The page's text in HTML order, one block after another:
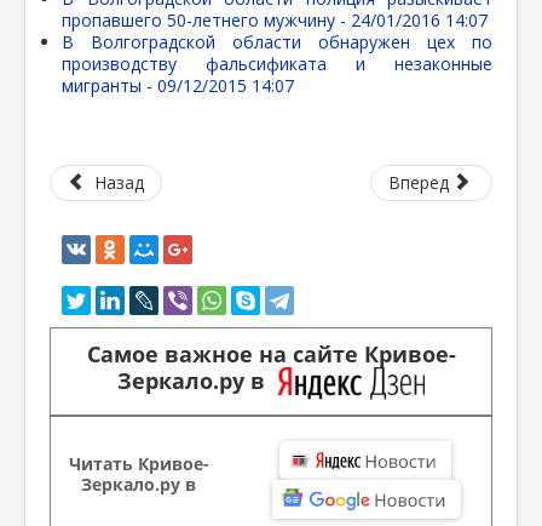
пропавшего 50-летнего мужчину - 24/01/2016 14:07
В Волгоградской области обнаружен цех по
производству фальсификата и незаконные
мигранты - 09/12/2015 14:07
Назад Вперед
Самое важное на сайте Кривое-
Зеркало.ру в
Читать Кривое-
Зеркало.ру в